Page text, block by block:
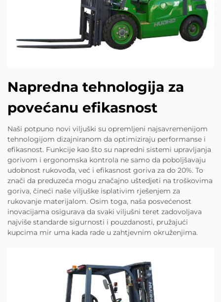
Napredna tehnologija za
povećanu efikasnost
Naši potpuno novi viljuški su opremljeni najsavremenijom
tehnologijom dizajniranom da optimiziraju performanse i
efikasnost. Funkcije kao što su napredni sistemi upravljanja
gorivom i ergonomska kontrola ne samo da poboljšavaju
udobnost rukovođa, već i efikasnost goriva za do 20%. To
znači da preduzeća mogu značajno uštedjeti na troškovima
goriva, čineći naše viljuške isplativim rješenjem za
rukovanje materijalom. Osim toga, naša posvećenost
inovacijama osigurava da svaki viljušni teret zadovoljava
najviše standarde sigurnosti i pouzdanosti, pružajući
kupcima mir uma kada rade u zahtjevnim okruženjima.